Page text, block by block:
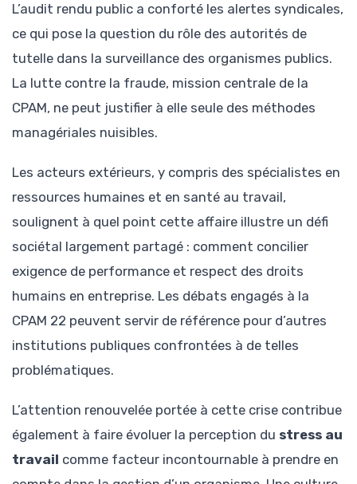
L’audit rendu public a conforté les alertes syndicales,
ce qui pose la question du rôle des autorités de
tutelle dans la surveillance des organismes publics.
La lutte contre la fraude, mission centrale de la
CPAM, ne peut justifier à elle seule des méthodes
managériales nuisibles.
Les acteurs extérieurs, y compris des spécialistes en
ressources humaines et en santé au travail,
soulignent à quel point cette affaire illustre un défi
sociétal largement partagé : comment concilier
exigence de performance et respect des droits
humains en entreprise. Les débats engagés à la
CPAM 22 peuvent servir de référence pour d’autres
institutions publiques confrontées à de telles
problématiques.
L’attention renouvelée portée à cette crise contribue
également à faire évoluer la perception du stress au
travail comme facteur incontournable à prendre en